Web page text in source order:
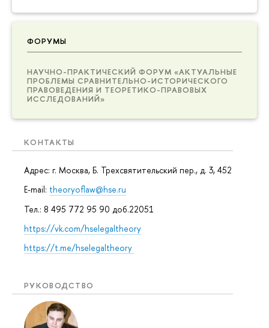
ФОРУМЫ
НАУЧНО-ПРАКТИЧЕСКИЙ ФОРУМ «АКТУАЛЬНЫЕ
ПРОБЛЕМЫ СРАВНИТЕЛЬНО-ИСТОРИЧЕСКОГО
ПРАВОВЕДЕНИЯ И ТЕОРЕТИКО-ПРАВОВЫХ
ИССЛЕДОВАНИЙ»
КОНТАКТЫ
Адрес: г. Москва, Б. Трехсвятительский пер., д. 3, 452
E-mail: theoryoflaw@hse.ru
Тел.: 8 495 772 95 90 доб.22051
https://vk.com/hselegaltheory
https://t.me/hselegaltheory
РУКОВОДСТВО